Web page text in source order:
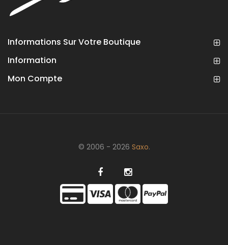
Informations Sur Votre Boutique
Information
Mon Compte
© 2006 - 2026 Saxo.